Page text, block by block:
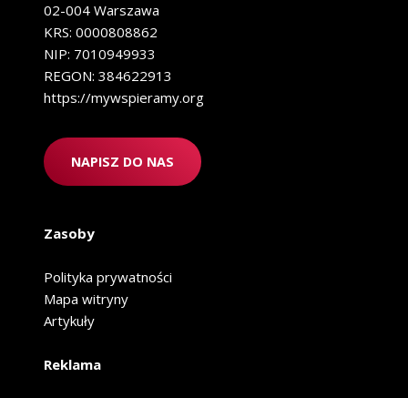
02-004 Warszawa
KRS: 0000808862
NIP: 7010949933
REGON: 384622913
https://mywspieramy.org
NAPISZ DO NAS
Zasoby
Polityka prywatności
Mapa witryny
Artykuły
Reklama